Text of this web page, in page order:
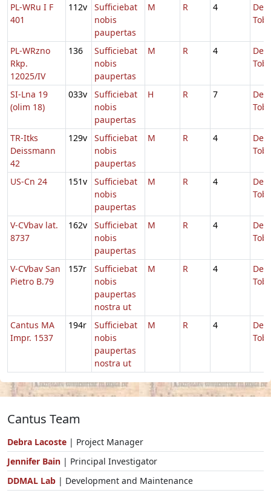
PL-WRu I F
401
112v
Sufficiebat
nobis
paupertas
M R 4
De
PL-WRzno
Rkp.
12025/IV
136
Sufficiebat
nobis
paupertas
M R 4
De
SI-Lna 19
(olim 18)
033v
Sufficiebat
nobis
paupertas
H R 7
De
TR-Itks
Deissmann
42
129v
Sufficiebat
nobis
paupertas
M R 4
De
US-Cn 24 151v
Sufficiebat
nobis
paupertas
M R 4
De
V-CVbav lat.
8737
162v
Sufficiebat
nobis
paupertas
M R 4
De
V-CVbav San
Pietro B.79
157r
Sufficiebat
nobis
paupertas
nostra ut
M R 4
De
Cantus MA
Impr. 1537
194r
Sufficiebat
nobis
paupertas
nostra ut
M R 4
De
Cantus Team
Debra Lacoste | Project Manager
Jennifer Bain | Principal Investigator
DDMAL Lab | Development and Maintenance